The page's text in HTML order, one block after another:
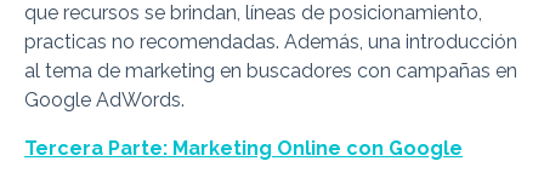
que recursos se brindan, líneas de posicionamiento,
practicas no recomendadas. Además, una introducción
al tema de marketing en buscadores con campañas en
Google AdWords.
Tercera Parte: Marketing Online con Google